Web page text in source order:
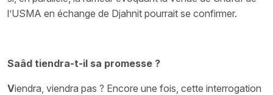
l’USMA en échange de Djahnit pourrait se confirmer.
Saâd tiendra-t-il sa promesse ?
Viendra, viendra pas ? Encore une fois, cette interrogation